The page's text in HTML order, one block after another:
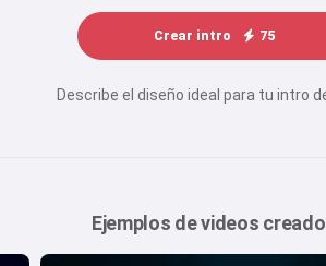
Crear intro 75
Describe el diseño ideal para tu intro
Ejemplos de videos